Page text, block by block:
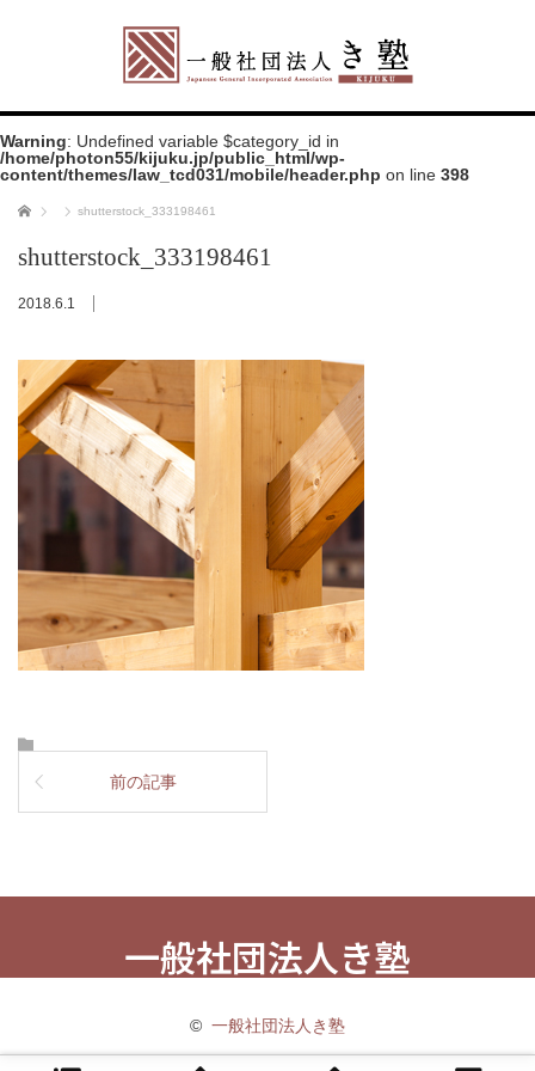
Warning: Undefined variable $category_id in
/home/photon55/kijuku.jp/public_html/wp-
content/themes/law_tcd031/mobile/header.php on line 398
ホーム shutterstock_333198461
shutterstock_333198461
2018.6.1
前の記事
一般社団法人き塾
© 一般社団法人き塾